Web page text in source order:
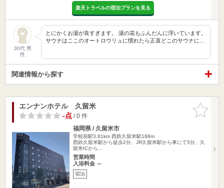
楽天トラベルの宿泊プランを見る
30代 男
性
とにかくお湯が良すぎます。 湯の花もふんだんに浮いています。
サウナはここのオートロウリュに慣れたら正直どこのサウナに…
関連情報から探す
お気に入
りに追加
エンナンホテル 久留米
-点/ 0 件
福岡県 / 久留米市
学校前駅3.81km 西鉄久留米駅188m
西鉄久留米駅から徒歩2分、JR久留米駅から車にて5分、久
留米ICから…
営業時間
入浴料金 ～
宿泊